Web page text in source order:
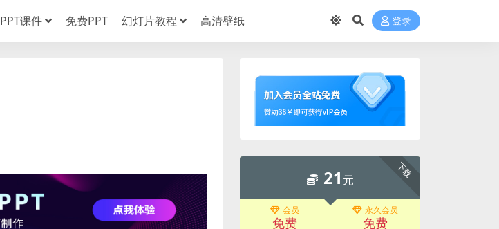
PPT课件 免费PPT 幻灯片教程 高清壁纸 登录
下载
21 元
会员
免费
永久会员
免费